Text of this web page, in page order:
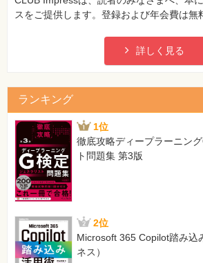
スをご提供します。登録および年会費は無
詳しく見る
ランキング
1位
徹底攻略ディープラーニン
ト問題集 第3版
2位
Microsoft 365 Copilot踏み込
ネス）